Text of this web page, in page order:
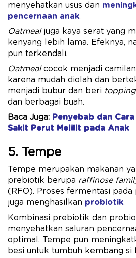
menyehatkan usus dan
pencernaan anak.
Oatmealjuga kaya serat yang
kenyang lebih lama. Efeknya,
pun terkendali.
Oatmealcocok menjadi
karena mudah diolah dan
menjadi bubur dan beri topping
dan berbagai buah.
Baca Juga: Penyebab dan
Sakit Perut Melilit pada Anak
5. Tempe
Tempe merupakan makanan
prebiotik berupa raffinose
(RFO). Proses fermentasi
juga menghasilkan probiotik.
Kombinasi prebiotik dan
menyehatkan saluran
optimal. Tempe pun
besi untuk tumbuh kembang si